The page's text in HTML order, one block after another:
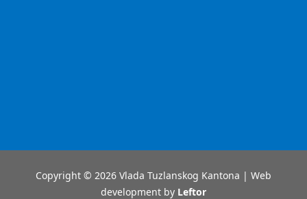
Copyright © 2026 Vlada Tuzlanskog Kantona | Web
development by Leftor